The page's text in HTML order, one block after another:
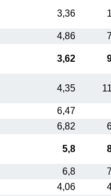
3,36
4,86
3,62
4,35
6,47
6,82
5,8
6,8
4,06